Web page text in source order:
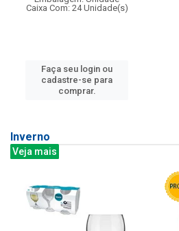
Caixa Com: 24 Unidade(s)
Faça seu login ou
cadastre-se para
comprar.
Inverno
Veja mais